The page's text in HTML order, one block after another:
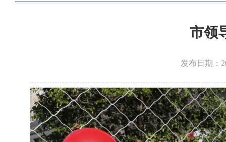
市领
发布日期：